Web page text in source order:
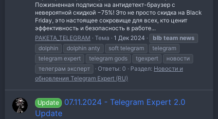
Пожизненная подписка на антидетект-браузер с
невероятной скидкой −75%! Это не просто скидка на Black
Friday, это настоящее сокровище для всех, кто ценит
эффективность и безопасность в работе...
PAKETA_TELEGRAM
Тема 1 Дек 2024 blb team news
dolphin
dolphin anty soft telegram
telegram
telegram expert
telegram gods tgexpert
новости
телеграм эксперт
Ответы: 0 Раздел: Новости и
обновления Telegram Expert (RU)
Update
07.11.2024 - Telegram Expert 2.0
Update